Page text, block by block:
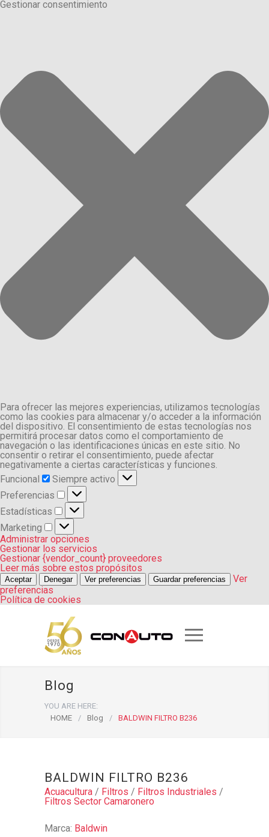
Gestionar consentimiento
Para ofrecer las mejores experiencias, utilizamos tecnologías
como las cookies para almacenar y/o acceder a la información
del dispositivo. El consentimiento de estas tecnologías nos
permitirá procesar datos como el comportamiento de
navegación o las identificaciones únicas en este sitio. No
consentir o retirar el consentimiento, puede afectar
negativamente a ciertas características y funciones.
Funcional
Funcional
Siempre activo
Preferencias
Preferencias
Estadísticas
Estadísticas
Marketing
Marketing
Administrar opciones
Gestionar los servicios
Gestionar {vendor_count} proveedores
Leer más sobre estos propósitos
Aceptar Denegar Ver preferencias Guardar preferencias
Ver
preferencias
Política de cookies
Blog
YOU ARE HERE:
HOME
/ Blog / BALDWIN FILTRO B236
BALDWIN FILTRO B236
Acuacultura / Filtros / Filtros Industriales /
Filtros Sector Camaronero
Marca: Baldwin